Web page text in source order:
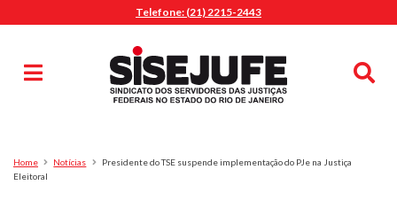
Telefone: (21) 2215-2443
Pesquisa
Home Notícias
Presidente do TSE suspende implementação do PJe na Justiça
Eleitoral
MENU
Sindicalize-se
Jurídico